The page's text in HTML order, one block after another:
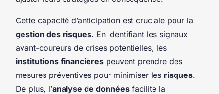
Cette capacité d’anticipation est cruciale pour la
gestion des risques. En identifiant les signaux
avant-coureurs de crises potentielles, les
institutions financières peuvent prendre des
mesures préventives pour minimiser les risques.
De plus, l’analyse de données facilite la